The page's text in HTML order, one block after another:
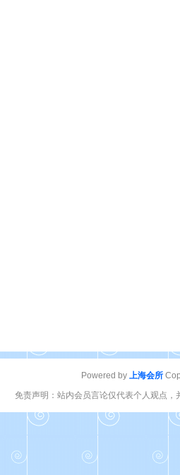
Powered by 上海会所
免责声明：站内会员言论仅代表个人观点